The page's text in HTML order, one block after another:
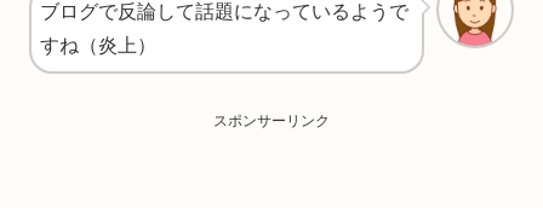
ブログで反論して話題になっているようで
すね（炎上）
スポンサーリンク